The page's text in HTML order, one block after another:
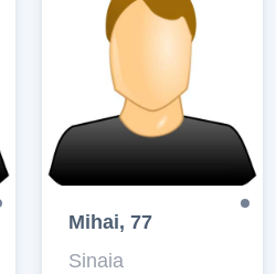
Mihai, 77
Sinaia